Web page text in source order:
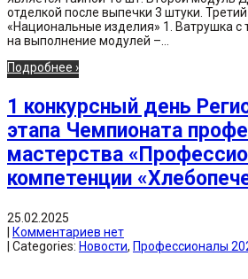
отделкой после выпечки 3 штуки.
«Национальные изделия» 1. Ватрушка с
на выполнение модулей –...
Подробнее ›
1 конкурсный день
этапа Чемпионата
мастерства
компетенции
25.02.2025
Комментариев нет
| Categories: Новости, Профессионалы